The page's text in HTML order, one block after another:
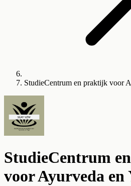
StudieCentrum en praktijk voor
StudieCentrum
voor Ayurveda en